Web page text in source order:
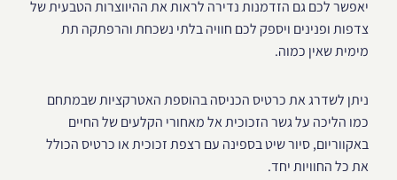
יאפשר לכם גם הזדמנות נדירה לראות את ההיווצרות הטבעית של
צדפות ופנינים ויספק לכם חוויה בלתי נשכחת והרפתקה תת
מימית שאין כמוה.
ניתן לשדרג את כרטיס הכניסה בהוספת האטרקציות שבמתחם
כמו הליכה על גשר הזכוכית אל מאחורי הקלעים של החיים
באקווריום, סיור שיט בספינה עם רצפת זכוכית או כרטיס הכולל
את כל החוויות יחד.